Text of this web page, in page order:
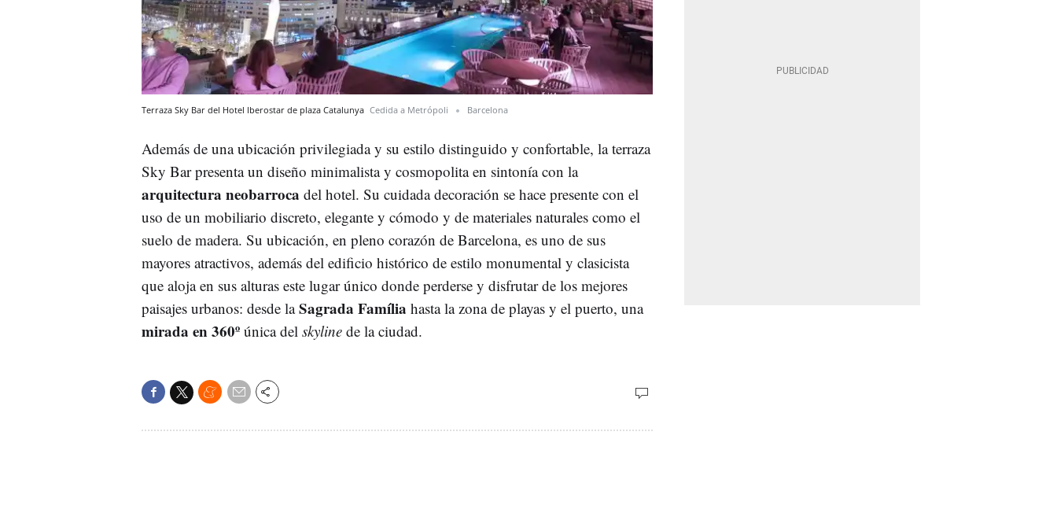
Terraza Sky Bar del Hotel Iberostar de plaza Catalunya Cedida a Metrópoli Barcelona
Además de una ubicación privilegiada y su estilo distinguido y confortable, la terraza
Sky Bar presenta un diseño minimalista y cosmopolita en sintonía con la
arquitectura neobarroca del hotel. Su cuidada decoración se hace presente con el
uso de un mobiliario discreto, elegante y cómodo y de materiales naturales como el
suelo de madera. Su ubicación, en pleno corazón de Barcelona, es uno de sus
mayores atractivos, además del edificio histórico de estilo monumental y clasicista
que aloja en sus alturas este lugar único donde perderse y disfrutar de los mejores
paisajes urbanos: desde laSagrada Família hasta la zona de playas y el puerto, una
mirada en 360º única del skyline de la ciudad.